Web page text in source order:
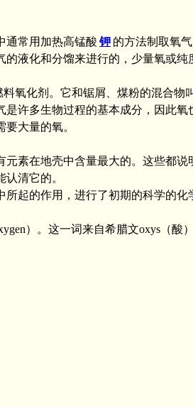
通常用加热高锰酸 钾 的方法制取氧
液化和分馏来进行的，少量氧或纯
氧化剂。它和锯屑、煤粉的混合
许多生物过程的基本成分，因此
大量的氧。
素在地壳中含量最大的。这些都
清它的。
起的作用，进行了初期的科学的
）。这一词来自希腊文oxys（酸